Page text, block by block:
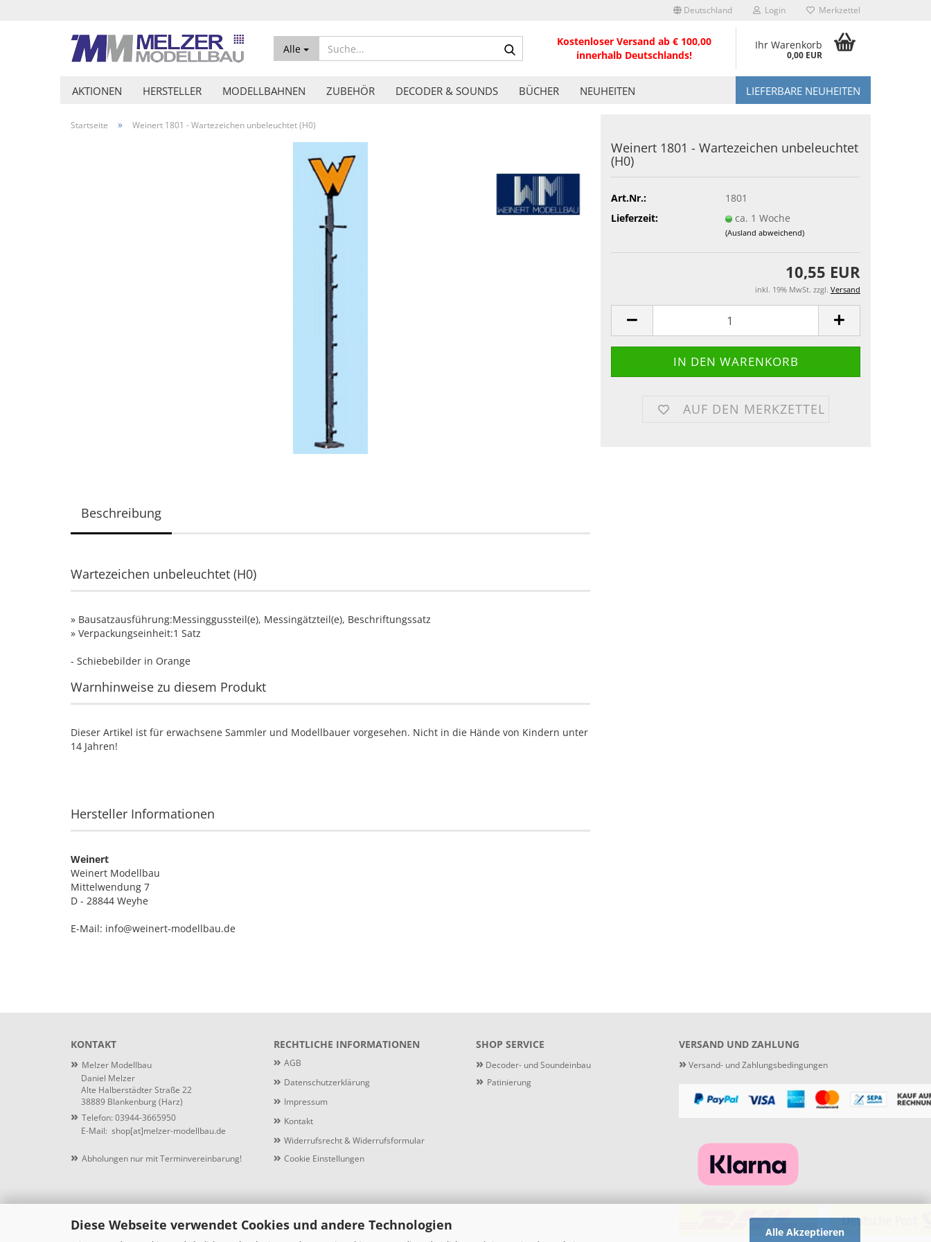
Diese Webseite verwendet Cookies und andere Technologien Alle Akzeptieren
Deutschland Login Merkzettel
Alle
Suche...Kostenloser Versand ab € 100,00
innerhalb Deutschlands!
Ihr Warenkorb
0,00 EUR
AKTIONEN HERSTELLER MODELLBAHNEN ZUBEHÖR DECODER & SOUNDS BÜCHER NEUHEITEN LIEFERBARE NEUHEITEN
Startseite » Weinert 1801 - Wartezeichen unbeleuchtet (H0)
Weinert 1801 - Wartezeichen unbeleuchtet
(H0)
Art.Nr.:
1801
Lieferzeit:
ca. 1 Woche
(Ausland abweichend)
10,55 EUR
inkl. 19% MwSt. zzgl. Versand
AUF DEN MERKZETTEL
Beschreibung
Wartezeichen unbeleuchtet (H0)
» Bausatzausführung:Messinggussteil(e), Messingätzteil(e), Beschriftungssatz
» Verpackungseinheit:1 Satz
- Schiebebilder in Orange
Warnhinweise zu diesem Produkt
Dieser Artikel ist für erwachsene Sammler und Modellbauer vorgesehen. Nicht in die Hände von Kindern unter
14 Jahren!
Hersteller Informationen
Weinert
Weinert Modellbau
Mittelwendung 7
D - 28844 Weyhe
E-Mail: info@weinert-modellbau.de
RECHTLICHE INFORMATIONEN
AGB
Datenschutzerklärung
Impressum
Kontakt
Widerrufsrecht & Widerrufsformular
Cookie Einstellungen
SHOP SERVICE
» Decoder- und Soundeinbau
» Patinierung
VERSAND UND ZAHLUNG
» Versand- und Zahlungsbedingungen
KONTAKT
» Melzer Modellbau
Daniel Melzer
Alte Halberstädter Straße 22
38889 Blankenburg (Harz)
» Telefon: 03944-3665950
E-Mail: shop[at]melzer-modellbau.de
» Abholungen nur mit Terminvereinbarung!